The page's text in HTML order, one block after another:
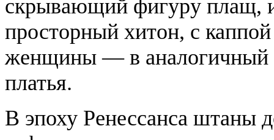
скрывающий фигуру плащ,
просторный хитон, с
женщины — в аналогичный
платья.
В эпоху Ренессанса штаны